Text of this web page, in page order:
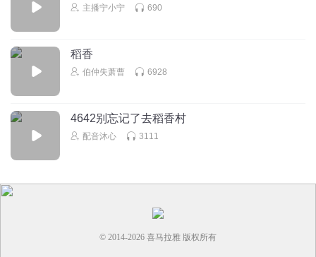
主播宁小宁 690
稻香
伯仲失萧曹 6928
4642别忘记了去稻香村
配音沐心 3111
© 2014-2026 喜马拉雅 版权所有